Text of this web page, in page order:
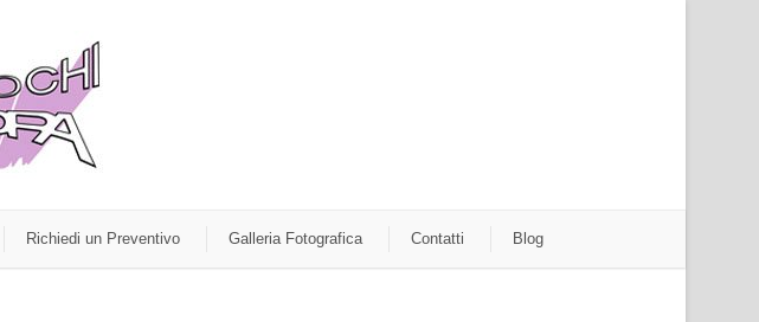
Richiedi un Preventivo Galleria Fotografica Contatti Blog